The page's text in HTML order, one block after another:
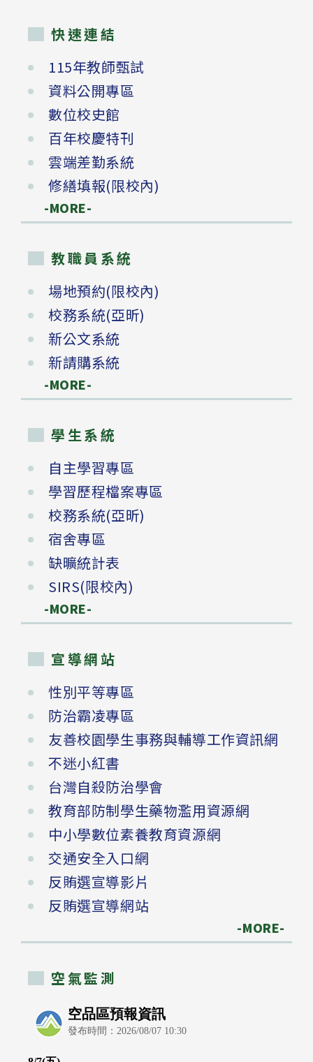
快速連結
115年教師甄試
資料公開專區
數位校史館
百年校慶特刊
雲端差勤系統
修繕填報(限校內)
-MORE-
教職員系統
場地預約(限校內)
校務系統(亞昕)
新公文系統
新請購系統
-MORE-
學生系統
自主學習專區
學習歷程檔案專區
校務系統(亞昕)
宿舍專區
缺曠統計表
SIRS(限校內)
-MORE-
宣導網站
性別平等專區
防治霸凌專區
友善校園學生事務與輔導工作資訊網
不迷小紅書
台灣自殺防治學會
教育部防制學生藥物濫用資源網
中小學數位素養教育資源網
交通安全入口網
反賄選宣導影片
反賄選宣導網站
-MORE-
空氣監測